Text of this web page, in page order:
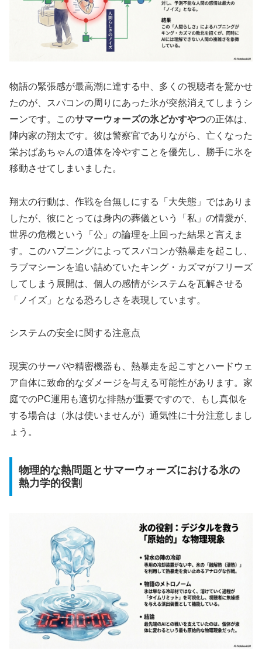
物語の緊張感が最高潮に達する中、多くの視聴者を驚かせ
たのが、スパコンの周りにあった氷が突然消えてしまうシ
ーンです。このサマーウォーズの氷どかすやつの正体は、
陣内家の翔太です。彼は警察官でありながら、亡くなった
栄おばあちゃんの遺体を冷やすことを優先し、勝手に氷を
移動させてしまいました。
翔太の行動は、作戦を台無しにする「大失態」ではありま
したが、彼にとっては身内の葬儀という「私」の情愛が、
世界の危機という「公」の論理を上回った結果と言えま
す。このハプニングによってスパコンが熱暴走を起こし、
ラブマシーンを追い詰めていたキング・カズマがフリーズ
してしまう展開は、個人の感情がシステムを瓦解させる
「ノイズ」となる恐ろしさを表現しています。
システムの安全に関する注意点
現実のサーバや精密機器も、熱暴走を起こすとハードウェ
ア自体に致命的なダメージを与える可能性があります。家
庭でのPC運用も適切な排熱が重要ですので、もし真似を
する場合は（氷は使いませんが）通気性に十分注意しまし
ょう。
物理的な熱問題とサマーウォーズにおける氷の
熱力学的役割